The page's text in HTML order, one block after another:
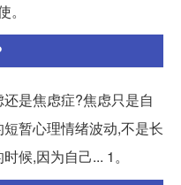
是焦虑症?焦虑只是自
暂心理情绪波动,不是长
候,因为自己... 1。